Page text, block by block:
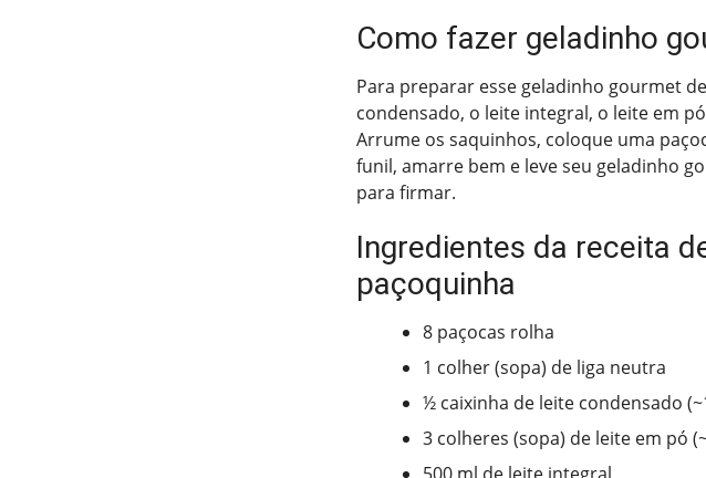
Como fazer geladinho
Para preparar esse geladinho gourmet
condensado, o leite integral, o leite em
Arrume os saquinhos, coloque uma
funil, amarre bem e leve seu geladinho
para firmar.
Ingredientes da receita
paçoquinha
8 paçocas rolha
1 colher (sopa) de liga neutra
½ caixinha de leite condensado
3 colheres (sopa) de leite em pó